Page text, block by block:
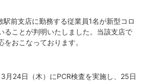
前支店に勤務する従業員1名が新型コロ
ることが判明いたしました。当該支店で
おこなっております。
月24日（木）にPCR検査を実施し、25日